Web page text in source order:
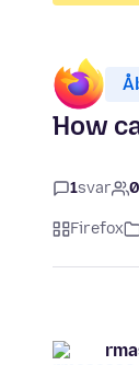
How
1svar 0
Firefox